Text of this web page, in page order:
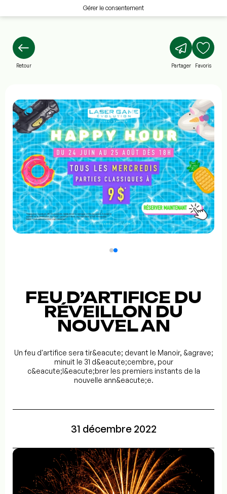
Gérer le consentement
Retour Partager Favoris
FEU D’ARTIFICE DU
RÉVEILLON DU
NOUVEL AN
Un feu d'artifice sera tir&eacute; devant le Manoir, &agrave;
minuit le 31 d&eacute;cembre, pour
c&eacute;l&eacute;brer les premiers instants de la
nouvelle ann&eacute;e.
31 décembre 2022